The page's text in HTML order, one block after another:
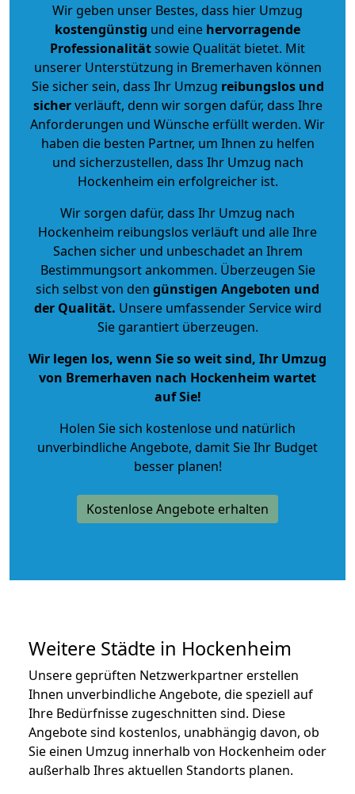
Wir geben unser Bestes, dass hier Umzug
kostengünstig und eine hervorragende
Professionalitätsowie Qualität bietet. Mit
unserer Unterstützung in Bremerhaven können
Sie sicher sein, dass Ihr Umzug reibungslos und
sicherverläuft, denn wir sorgen dafür, dass Ihre
Anforderungen und Wünsche erfüllt werden. Wir
haben die besten Partner, um Ihnen zu helfen
und sicherzustellen, dass Ihr Umzug nach
Hockenheim ein erfolgreicher ist.
Wir sorgen dafür, dass Ihr Umzug nach
Hockenheim reibungslos verläuft und alle Ihre
Sachen sicher und unbeschadet an Ihrem
Bestimmungsort ankommen. Überzeugen Sie
sich selbst von den günstigen Angeboten und
der Qualität. Unsere umfassender Service wird
Sie garantiert überzeugen.
Wir legen los, wenn Sie so weit sind, Ihr Umzug
von Bremerhaven nach Hockenheim wartet
auf Sie!
Holen Sie sich kostenlose und natürlich
unverbindliche Angebote, damit Sie Ihr Budget
besser planen!
Kostenlose Angebote erhalten
Weitere Städte in Hockenheim
Unsere geprüften Netzwerkpartner erstellen
Ihnen unverbindliche Angebote, die speziell auf
Ihre Bedürfnisse zugeschnitten sind. Diese
Angebote sind kostenlos, unabhängig davon, ob
Sie einen Umzug innerhalb von Hockenheim oder
außerhalb Ihres aktuellen Standorts planen.